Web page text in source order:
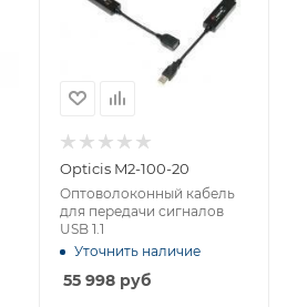
Opticis M2-100-20
Оптоволоконный кабель
для передачи сигналов
USB 1.1
Уточнить наличие
55 998руб